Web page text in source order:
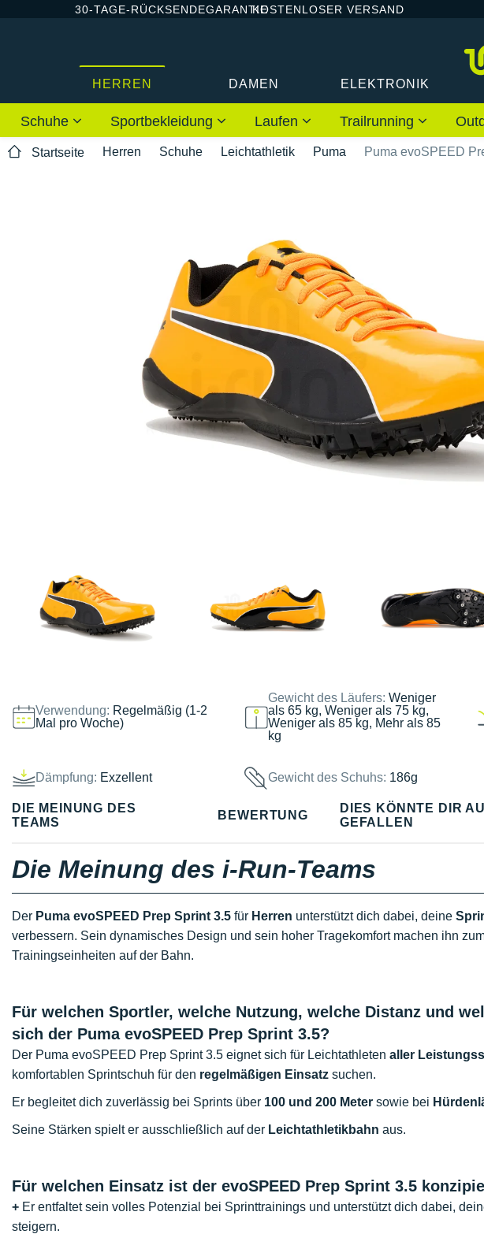
30-TAGE-RÜCKSENDEGARANTIEKOSTENLOSER VERSAND
HERREN DAMEN ELEKTRONIK
Schuhe Sportbekleidung Laufen Trailrunning
Startseite Herren Schuhe Leichtathletik Puma Puma evoSPEED
Verwendung: Regelmäßig (1-2
Mal pro Woche)
Gewicht des Läufers:Weniger
als 65 kg, Weniger als 75 kg,
Weniger als 85 kg, Mehr als 85
kg
Dämpfung: Exzellent Gewicht des Schuhs: 186g
DIE MEINUNG DES
TEAMS
BEWERTUNG
DIES KÖNNTE DIR
GEFALLEN
Die Meinung des i-Run-Teams
Der Puma evoSPEED Prep Sprint 3.5 für Herren unterstützt dich dabei, deine
verbessern. Sein dynamisches Design und sein hoher Tragekomfort machen ihn
Trainingseinheiten auf der Bahn.
Für welchen Sportler, welche Nutzung, welche Distanz und
sich der Puma evoSPEED Prep Sprint 3.5?
Der Puma evoSPEED Prep Sprint 3.5 eignet sich für Leichtathleten aller
komfortablen Sprintschuh für den regelmäßigen Einsatz suchen.
Er begleitet dich zuverlässig bei Sprints über 100 und 200 Meter sowie bei
Seine Stärken spielt er ausschließlich auf der Leichtathletikbahn aus.
Für welchen Einsatz ist der evoSPEED Prep Sprint 3.5
+ Er entfaltet sein volles Potenzial bei Sprinttrainings und unterstützt dich dabei,
steigern.